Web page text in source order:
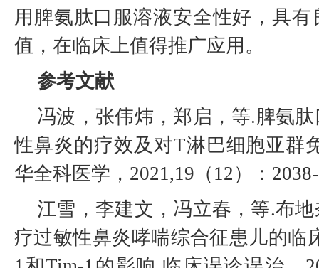
用脾氨肽口服溶液安全性好，具
值，在临床上值得推广应用。
参考文献
冯波，张伟炜，郑启，等.脾氨
性鼻炎的疗效及对T淋巴细胞亚群
华全科医学，2021,19（12）：
江雪，李建文，冯立春，等.布
疗过敏性鼻炎哮喘综合征患儿的临